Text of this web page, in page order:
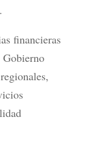
financieras
Gobierno